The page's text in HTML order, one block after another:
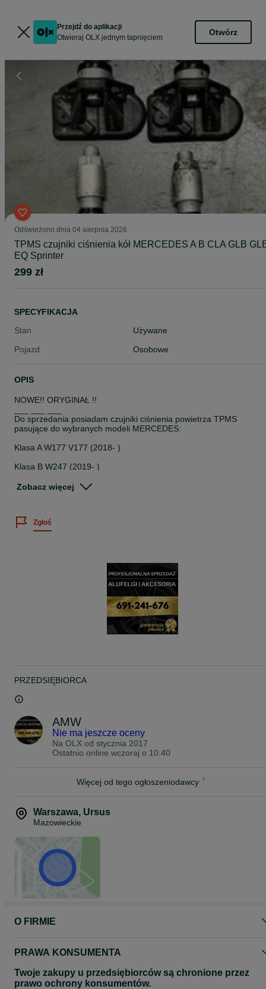
Przejdź do aplikacji
Otwieraj OLX jednym tapnięciem
Otwórz
Odświeżono dnia 04 sierpnia 2026
TPMS czujniki ciśnienia kół MERCEDES A B CLA GLB
EQ Sprinter
299 zł
SPECYFIKACJA
Stan
Używane
Pojazd
Osobowe
OPIS
NOWE!! ORYGINAŁ !!
Do sprzedania posiadam czujniki ciśnienia powietrza TPMS
pasujące do wybranych modeli MERCEDES:
Klasa A W177 V177 (2018- )
Klasa B W247 (2019- )
CLA C118 X118 (2019- )
GLB X247 (2019- )
Odbiór osobisty lub wysyłka.
Zobacz więcej
Zgłoś
PRZEDSIĘBIORCA
AMW
Nie ma jeszcze oceny
Na OLX od stycznia 2017
Ostatnio online wczoraj o 10:40
Więcej od tego ogłoszeniodawcy
Warszawa, Ursus
Mazowieckie
O FIRMIE
PRAWA KONSUMENTA
Twoje zakupy u przedsiębiorców są chronione przez
prawo ochrony konsumentów.